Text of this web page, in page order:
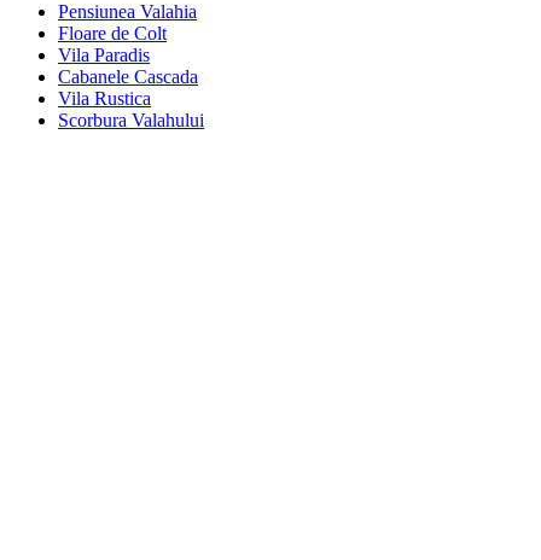
Pensiunea Valahia
Floare de Colt
Vila Paradis
Cabanele Cascada
Vila Rustica
Scorbura Valahului